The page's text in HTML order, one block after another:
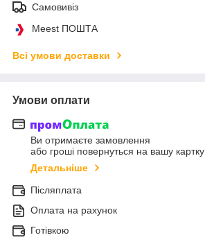
Самовивіз
Meest ПОШТА
Всі умови доставки
Умови оплати
Ви отримаєте замовлення
або гроші повернуться на вашу картку
Детальніше
Післяплата
Оплата на рахунок
Готівкою